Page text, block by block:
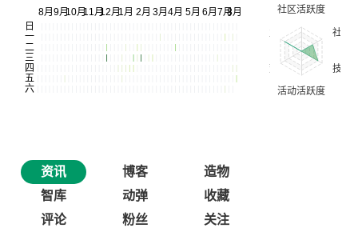
资讯 博客
造物
智库
动弹
收藏
评论
粉丝 关注